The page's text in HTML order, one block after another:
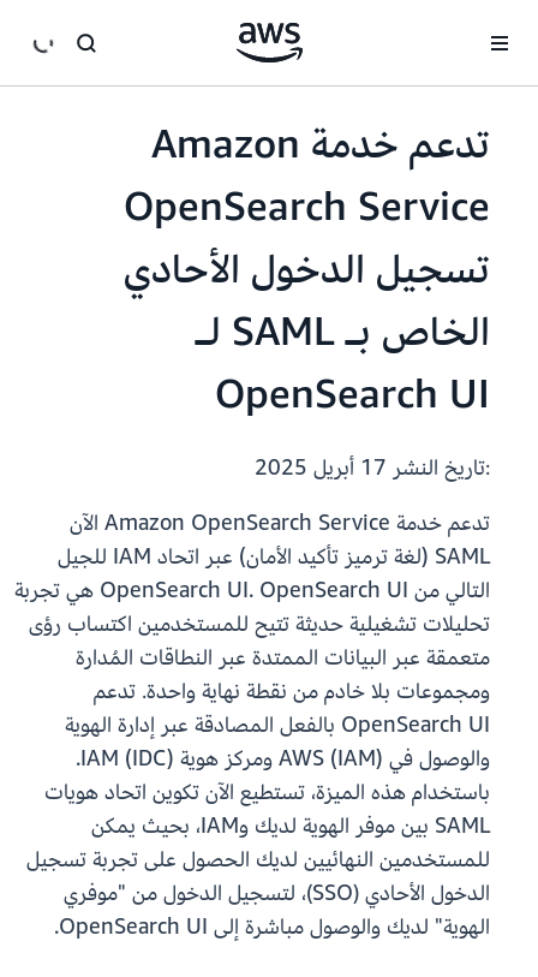
تدعم خدمة Amazon
OpenSearch Service
تسجيل الدخول الأحادي
الخاص بـ SAML لـ
OpenSearch UI
:تاريخ النشر
تدعم خدمة Amazon OpenSearch Service الآن
SAML (لغة ترميز تأكيد الأمان) عبر اتحاد IAM للجيل
التالي من OpenSearch UI. OpenSearch UI هي تجربة
تحليلات تشغيلية حديثة تتيح للمستخدمين اكتساب رؤى
متعمقة عبر البيانات الممتدة عبر النطاقات المُدارة
ومجموعات بلا خادم من نقطة نهاية واحدة. تدعم
OpenSearch UI بالفعل المصادقة عبر إدارة الهوية
والوصول في AWS (IAM) ومركز هوية IAM (IDC).
باستخدام هذه الميزة، تستطيع الآن تكوين اتحاد هويات
SAML بين موفر الهوية لديك وIAM، بحيث يمكن
للمستخدمين النهائيين لديك الحصول على تجربة تسجيل
الدخول الأحادي (SSO)، لتسجيل الدخول من "موفري
الهوية" لديك والوصول مباشرة إلى OpenSearch UI.